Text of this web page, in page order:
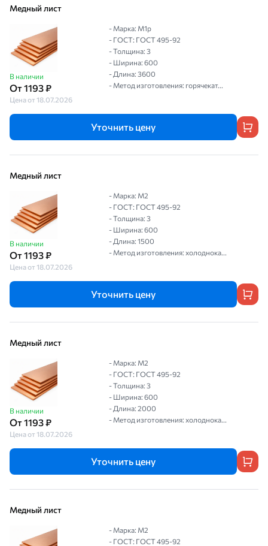
Медный лист
В наличии
От 1193 ₽
Цена от 18.07.2026
- Марка: М1р
- ГОСТ: ГОСТ 495-92
- Толщина: 3
- Ширина: 600
- Длина: 3600
- Метод изготовления: горячекат...
Уточнить цену
Медный лист
В наличии
От 1193 ₽
Цена от 18.07.2026
- Марка: M2
- ГОСТ: ГОСТ 495-92
- Толщина: 3
- Ширина: 600
- Длина: 1500
- Метод изготовления: холоднока...
Уточнить цену
Медный лист
В наличии
От 1193 ₽
Цена от 18.07.2026
- Марка: M2
- ГОСТ: ГОСТ 495-92
- Толщина: 3
- Ширина: 600
- Длина: 2000
- Метод изготовления: холоднока...
Уточнить цену
Медный лист
- Марка: M2
- ГОСТ: ГОСТ 495-92